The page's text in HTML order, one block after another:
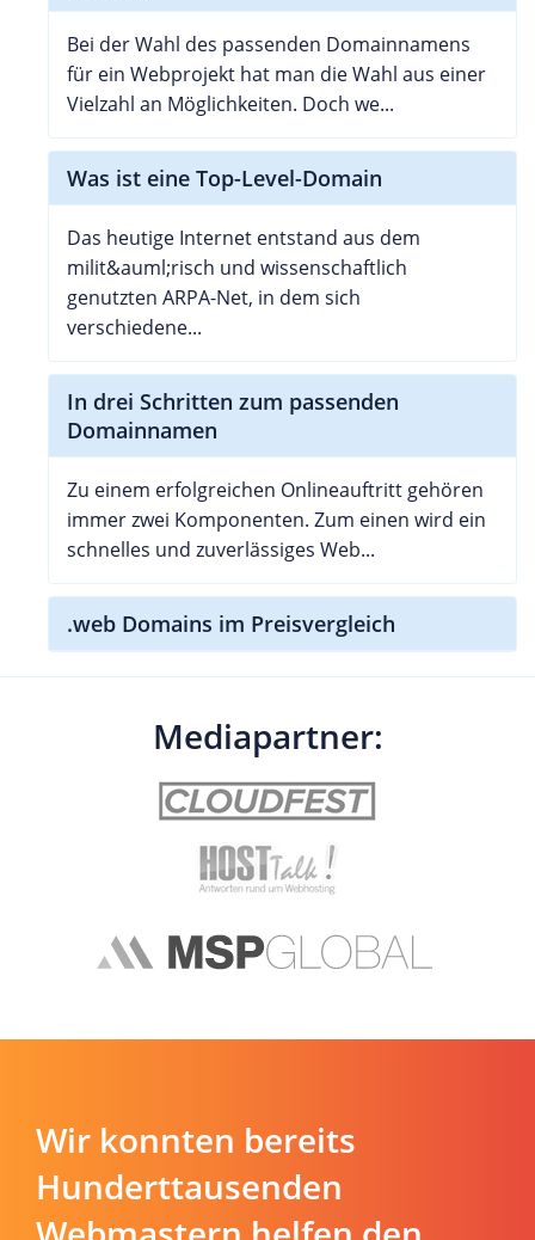
Bei der Wahl des passenden Domainnamens
für ein Webprojekt hat man die Wahl aus einer
Vielzahl an Möglichkeiten. Doch we...
Was ist eine Top-Level-Domain
Das heutige Internet entstand aus dem
milit&auml;risch und wissenschaftlich
genutzten ARPA-Net, in dem sich
verschiedene...
In drei Schritten zum passenden
Domainnamen
Zu einem erfolgreichen Onlineauftritt gehören
immer zwei Komponenten. Zum einen wird ein
schnelles und zuverlässiges Web...
.web Domains im Preisvergleich
Mediapartner:
Wir konnten bereits
Hunderttausenden